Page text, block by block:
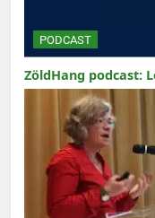
PODCAST
ZöldHang podcast: